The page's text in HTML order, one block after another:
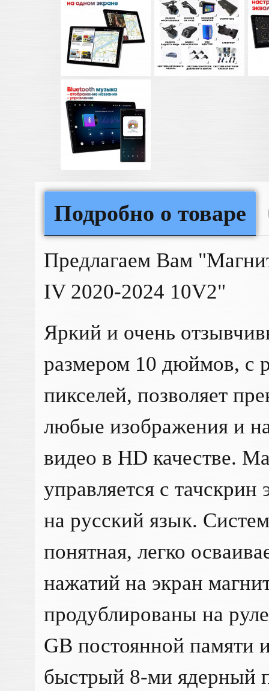
Подробно о товаре
Предлагаем Вам
IV 2020-2024 10V2"
Яркий и очень
размером 10 дюймов, с
пикселей, позволяет
любые изображения и
видео в HD качестве.
управляется с
на русский язык.
понятная, легко
нажатий на экран
продублированы на
GB постоянной памяти
быстрый 8-ми ядерный